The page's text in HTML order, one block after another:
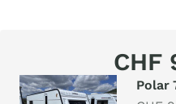
CHF
Polar